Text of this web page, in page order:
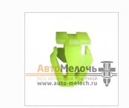
-
+